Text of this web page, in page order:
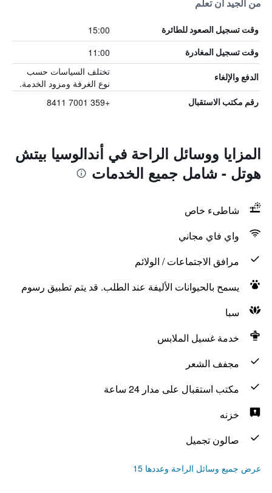
من الجيد أن تعلم
وقت تسجيل الصعود للطائرة 15:00
وقت تسجيل المغادرة 11:00
الدفع والإلغاء
تختلف السياسات حسب
نوع الغرفة ومزود الخدمة.
رقم مكتب الاستقبال +359 7001 8411
المزايا ووسائل الراحة في أندالوسيا بيتش
هوتل - شامل جميع الخدمات
شاطىء خاص
واي فاي مجاني
مرافق الاجتماعات / الولائم
يسمح بالحيوانات الأليفة عند الطلب. قد يتم تطبيق رسوم
سبا
خدمة غسيل الملابس
مجفف الشعر
مكتب استقبال على مدار 24 ساعة
خزنه
صالون تجميل
عرض جميع وسائل الراحة وعددها 15